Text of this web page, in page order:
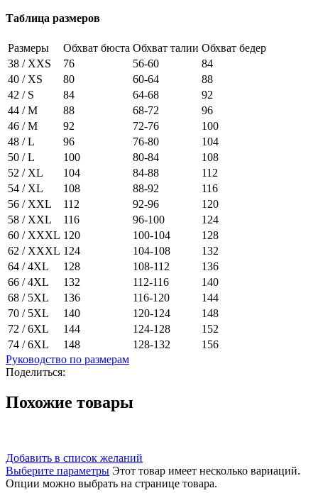
Таблица размеров
Размеры Обхват бюста Обхват талии Обхват бедер
38 / XXS
76 56-60
84
40 / XS
80 60-64
88
42 / S
84 64-68
92
44 / M
88 68-72
96
46 / M
92 72-76
100
48 / L
96 76-80
104
50 / L
100 80-84
108
52 / XL
104 84-88
112
54 / XL
108 88-92
116
56 / XXL
112 92-96
120
58 / XXL
116 96-100
124
60 / XXXL 120 100-104
128
62 / XXXL 124 104-108
132
64 / 4XL
128 108-112
136
66 / 4XL
132 112-116
140
68 / 5XL
136 116-120
144
70 / 5XL
140 120-124
148
72 / 6XL
144 124-128
152
74 / 6XL
148 128-132
156
Руководство по размерам
Поделиться:
Похожие товары
Добавить в список желаний
Выберите параметры Этот товар имеет несколько вариаций.
Опции можно выбрать на странице товара.